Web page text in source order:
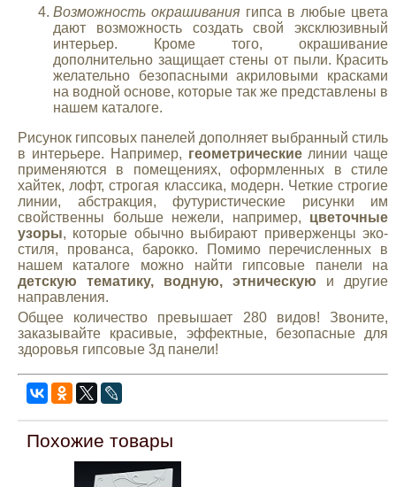
Возможность окрашивания гипса в любые цвета
дают возможность создать свой эксклюзивный
интерьер. Кроме того, окрашивание
дополнительно защищает стены от пыли. Красить
желательно безопасными акриловыми красками
на водной основе, которые так же представлены в
нашем каталоге.
Рисунок гипсовых панелей дополняет выбранный стиль
в интерьере. Например, геометрическиелинии чаще
применяются в помещениях, оформленных в стиле
хайтек, лофт, строгая классика, модерн. Четкие строгие
линии, абстракция, футуристические рисунки им
свойственны больше нежели, например, цветочные
узоры, которые обычно выбирают приверженцы эко-
стиля, прованса, барокко. Помимо перечисленных в
нашем каталоге можно найти гипсовые панели на
детскую тематику, водную, этническую и другие
направления.
Общее количество превышает 280 видов! Звоните,
заказывайте красивые, эффектные, безопасные для
здоровья гипсовые 3д панели!
Похожие товары